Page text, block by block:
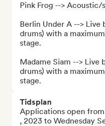
Pink Frog -->
Berlin Under A -->
drums) with a
stage.
Madame Siam -->
drums) with a
stage.
Tidsplan
Applications open
, 2023 to Wednesday